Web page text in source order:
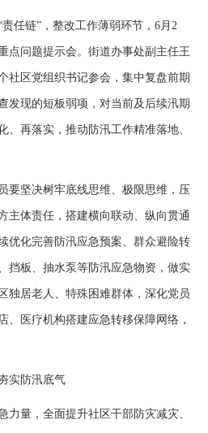
链”，整改工作薄弱环节，6月2
点问题提示会。街道办事处副主任王
社区党组织书记参会，集中复盘前期
发现的短板弱项，对当前及后续汛期
、再落实，推动防汛工作精准落地、
坚决树牢底线思维、极限思维，压
主体责任，搭建横向联动、纵向贯通
优化完善防汛应急预案、群众避险转
挡板、抽水泵等防汛应急物资，做实
独居老人、特殊困难群体，深化党员
、医疗机构搭建应急转移保障网络，
实防汛底气
量，全面提升社区干部防灾减灾、